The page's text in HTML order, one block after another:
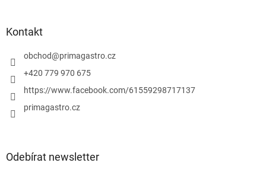
Kontakt
obchod@primagastro.cz
+420 779 970 675
https://www.facebook.com/61559298717137
primagastro.cz
Odebírat newsletter